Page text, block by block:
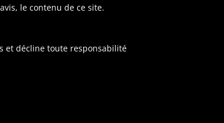
le contenu de ce site.
et décline toute responsabilité